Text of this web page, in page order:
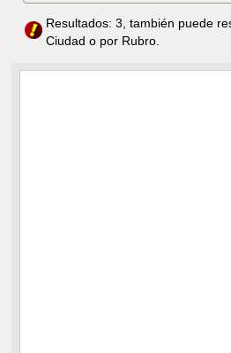
Resultados: 3, también puede
Ciudad o por Rubro.